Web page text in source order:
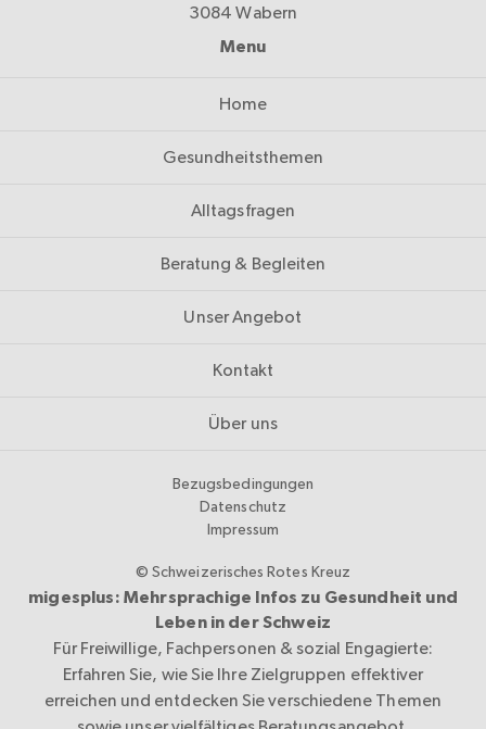
3084 Wabern
Menu
Home
Gesundheitsthemen
Alltagsfragen
Beratung & Begleiten
Unser Angebot
Kontakt
Über uns
Bezugsbedingungen
Datenschutz
Impressum
© Schweizerisches Rotes Kreuz
migesplus: Mehrsprachige Infos zu Gesundheit und
Leben in der Schweiz
Für Freiwillige, Fachpersonen & sozial Engagierte:
Erfahren Sie, wie Sie Ihre Zielgruppen effektiver
erreichen und entdecken Sie verschiedene Themen